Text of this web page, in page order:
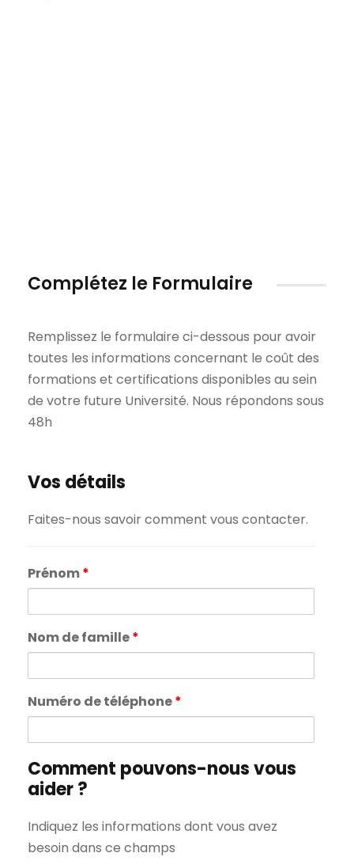
Complétez le Formulaire
Remplissez le formulaire ci-dessous pour avoir
toutes les informations concernant le coût des
formations et certifications disponibles au sein
de votre future Université. Nous répondons sous
48h
Vos détails
Faites-nous savoir comment vous contacter.
Prénom*
Nom de famille*
Numéro de téléphone*
Comment pouvons-nous vous
aider ?
Indiquez les informations dont vous avez
besoin dans ce champs